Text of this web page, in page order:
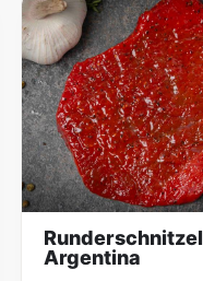
Runderschnitzel
Argentina